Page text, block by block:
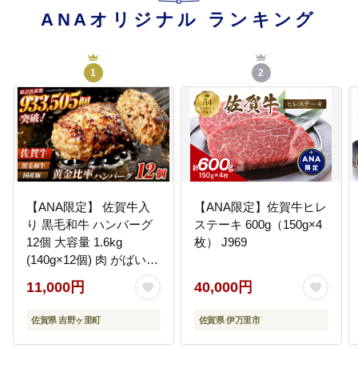
ANAオリジナル ランキング
1
【ANA限定】 佐賀牛入
り 黒毛和牛 ハンバーグ
12個 大容量 1.6kg
(140g×12個) 肉 がばいば
ーぐ 吉野ヶ里町/石丸食
肉産業[FBX005]
11,000円
佐賀県 吉野ヶ里町
2
【ANA限定】佐賀牛ヒレ
ステーキ 600g（150g×4
枚） J969
40,000円
佐賀県 伊万里市